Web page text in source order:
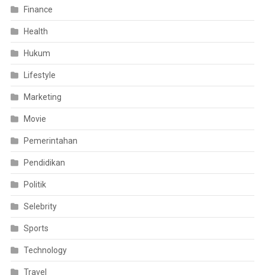
Finance
Health
Hukum
Lifestyle
Marketing
Movie
Pemerintahan
Pendidikan
Politik
Selebrity
Sports
Technology
Travel